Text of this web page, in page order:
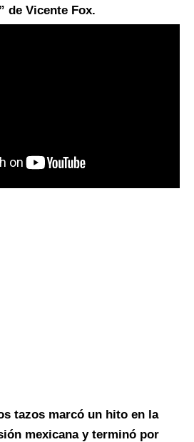
de Vicente Fox.
tazos marcó un hito en la
mexicana y terminó por